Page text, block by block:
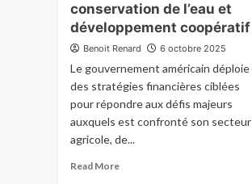
conservation de l’eau et
développement coopératif
Benoit Renard 6 octobre 2025
Le gouvernement américain déploie
des stratégies financières ciblées
pour répondre aux défis majeurs
auxquels est confronté son secteur
agricole, de...
Read MoreRead